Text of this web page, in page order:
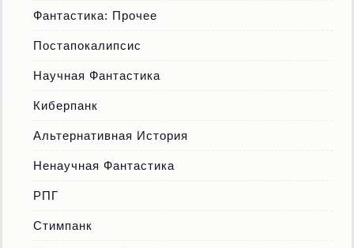
Фантастика: Прочее
Постапокалипсис
Научная Фантастика
Киберпанк
Альтернативная История
Ненаучная Фантастика
РПГ
Стимпанк